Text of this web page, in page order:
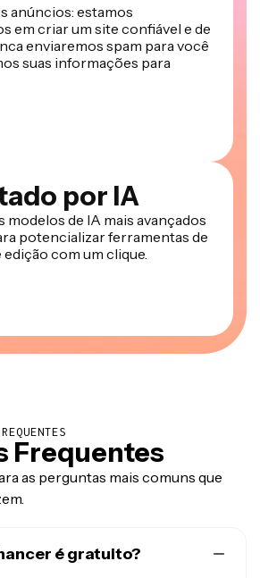
anúncios: estamos
em criar um site confiável e de
enviaremos spam para você
suas informações para
por IA
modelos de IA mais avançados
potencializar ferramentas de
com um clique.
Frequentes
as perguntas mais comuns que
é gratuito?